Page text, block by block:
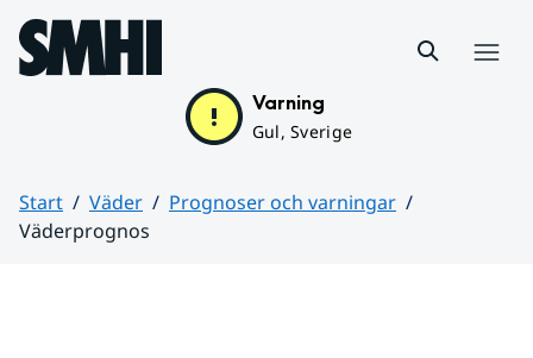
Hoppa till sidans innehåll
Varning
Gul, Sverige
Start Väder
Prognoser och varningar
Väderprognos